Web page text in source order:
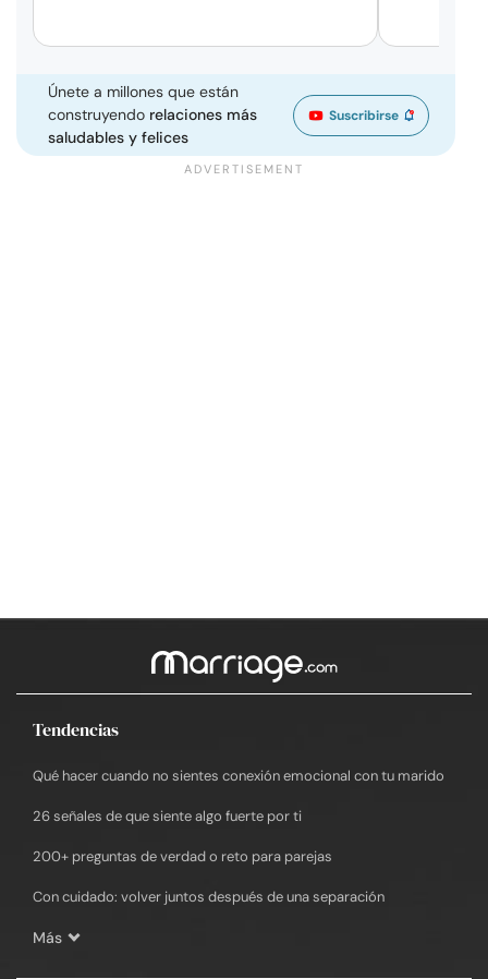
Únete a millones que están
construyendo relaciones más
saludables y felices
Suscribirse
Tendencias
Qué hacer cuando no sientes conexión emocional con tu marido
26 señales de que siente algo fuerte por ti
200+ preguntas de verdad o reto para parejas
Con cuidado: volver juntos después de una separación
Más